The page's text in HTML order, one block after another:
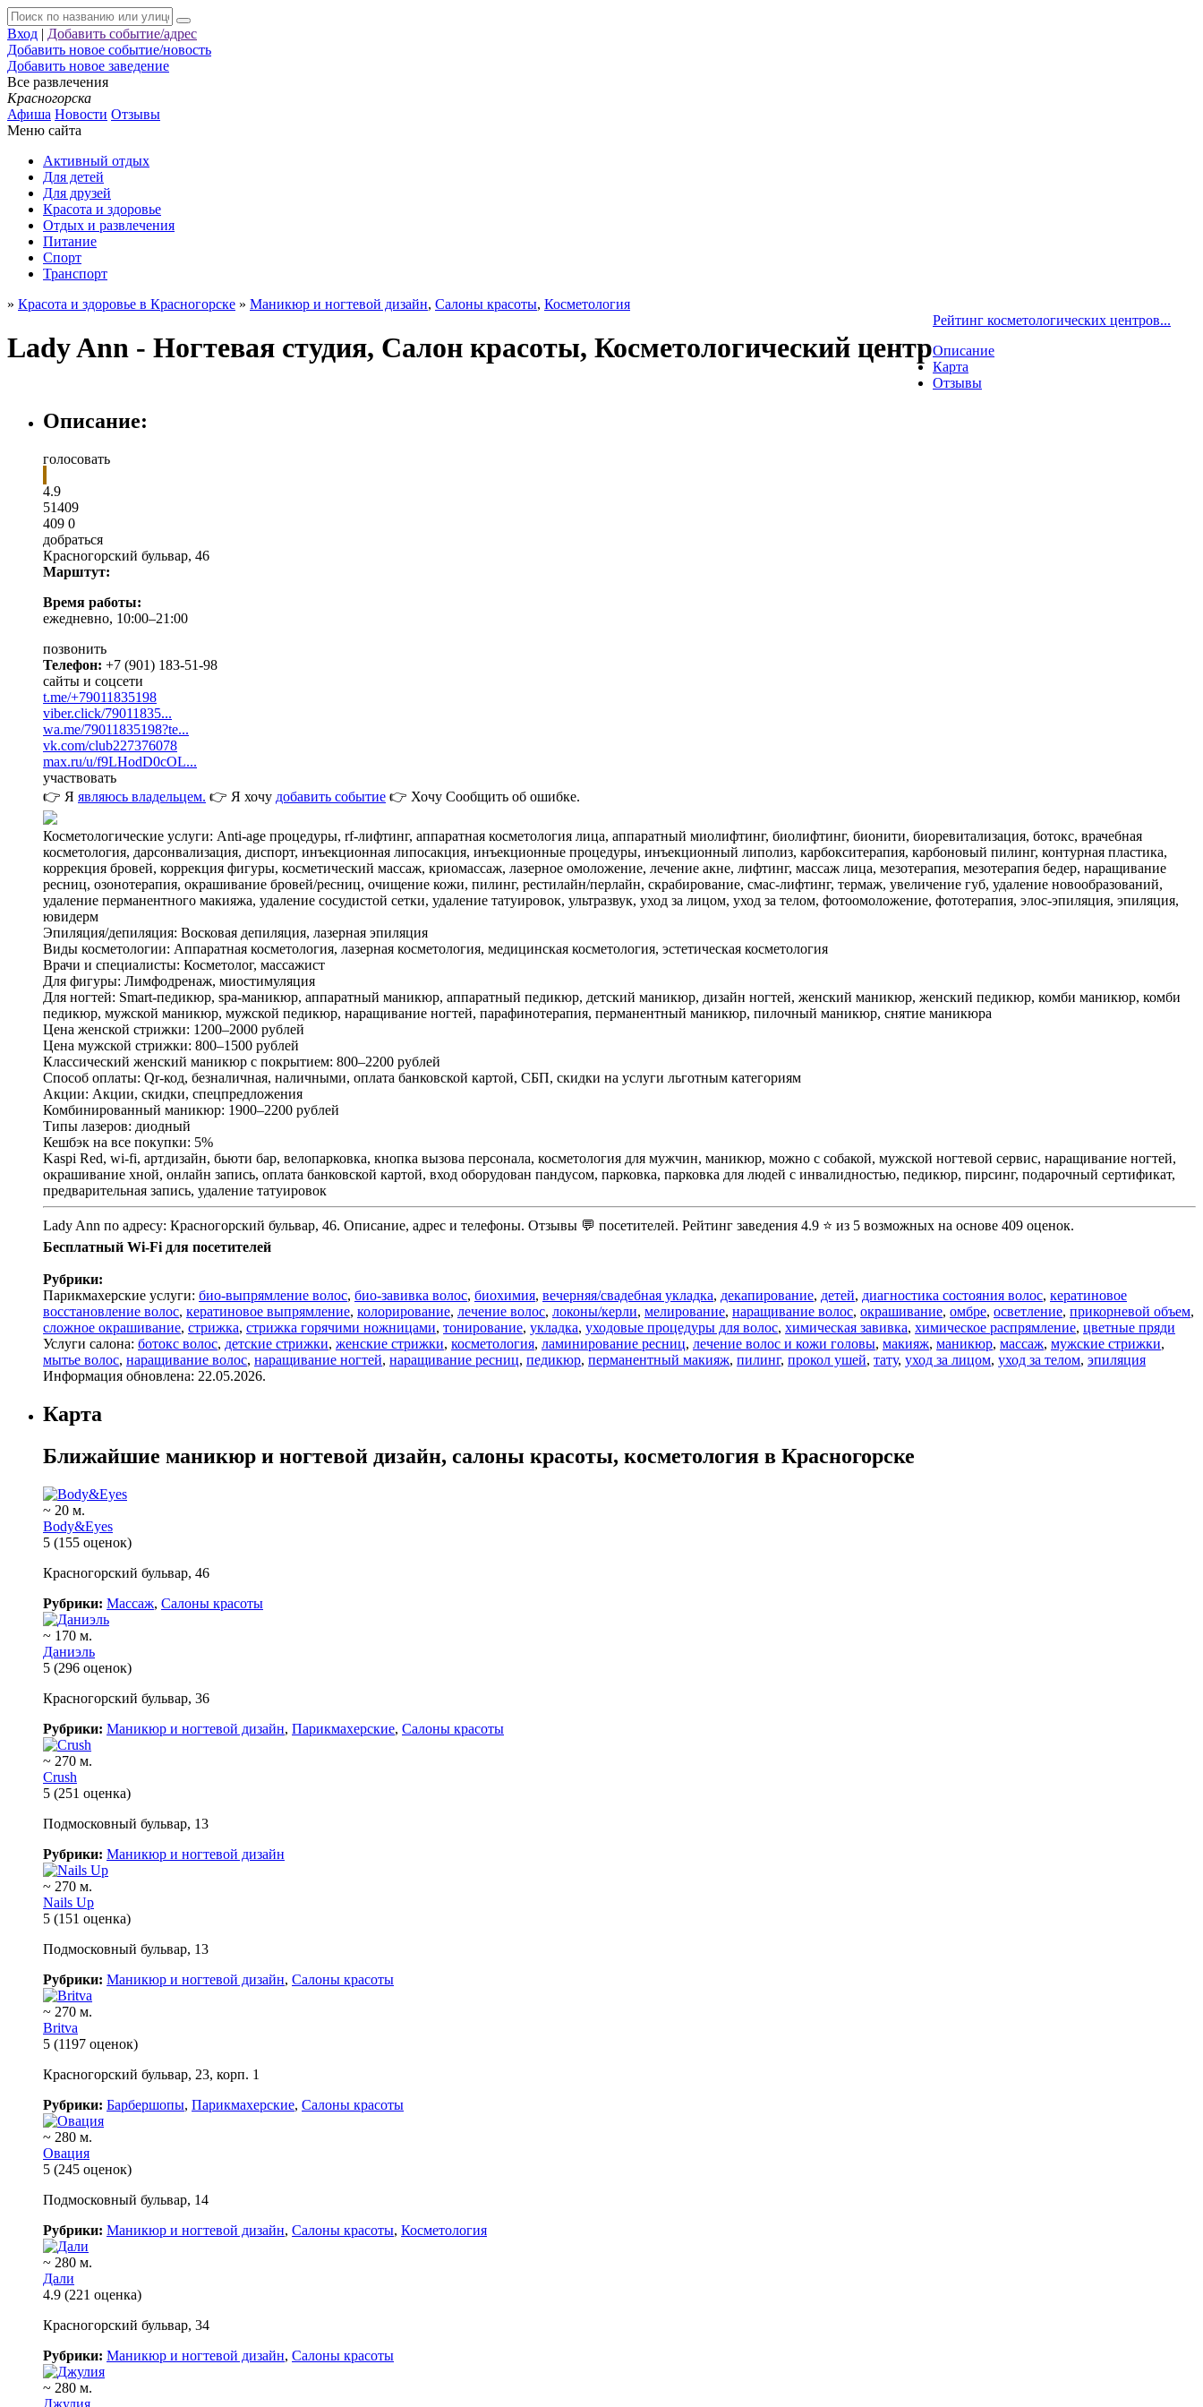
Вход | Добавить событие/адрес
Добавить новое событие/новость
Добавить новое заведение
Все развлечения
Красногорска
Афиша Новости Отзывы
Меню сайта
Активный отдых
Для детей
Для друзей
Красота и здоровье
Отдых и развлечения
Питание
Спорт
Транспорт
» Красота и здоровье в Красногорске » Маникюр и ногтевой дизайн, Салоны красоты, Косметология
Lady Ann - Ногтевая студия, Салон красоты, Косметологический центр
Рейтинг косметологических центров...
Описание
Карта
Отзывы
Описание:
голосовать
4.9
51409
409 0
добраться
Красногорский бульвар, 46
Марштут:
Время работы:
ежедневно, 10:00–21:00
позвонить
Телефон: +7 (901) 183-51-98
сайты и соцсети
t.me/+79011835198
viber.click/79011835...
wa.me/79011835198?te...
vk.com/club227376078
max.ru/u/f9LHodD0cOL...
участвовать
👉 Я являюсь владельцем. 👉 Я хочу добавить событие 👉 Хочу Сообщить об ошибке.
Косметологические услуги: Anti-age процедуры, rf-лифтинг, аппаратная косметология лица, аппаратный миолифтинг, биолифтинг, бионити, биоревитализация, ботокс, врачебная
косметология, дарсонвализация, диспорт, инъекционная липосакция, инъекционные процедуры, инъекционный липолиз, карбокситерапия, карбоновый пилинг, контурная пластика,
коррекция бровей, коррекция фигуры, косметический массаж, криомассаж, лазерное омоложение, лечение акне, лифтинг, массаж лица, мезотерапия, мезотерапия бедер, наращивание
ресниц, озонотерапия, окрашивание бровей/ресниц, очищение кожи, пилинг, рестилайн/перлайн, скрабирование, смас-лифтинг, термаж, увеличение губ, удаление новообразований,
удаление перманентного макияжа, удаление сосудистой сетки, удаление татуировок, ультразвук, уход за лицом, уход за телом, фотоомоложение, фототерапия, элос-эпиляция, эпиляция,
ювидерм
Эпиляция/депиляция: Восковая депиляция, лазерная эпиляция
Виды косметологии: Аппаратная косметология, лазерная косметология, медицинская косметология, эстетическая косметология
Врачи и специалисты: Косметолог, массажист
Для фигуры: Лимфодренаж, миостимуляция
Для ногтей: Smart-педикюр, spa-маникюр, аппаратный маникюр, аппаратный педикюр, детский маникюр, дизайн ногтей, женский маникюр, женский педикюр, комби маникюр, комби
педикюр, мужской маникюр, мужской педикюр, наращивание ногтей, парафинотерапия, перманентный маникюр, пилочный маникюр, снятие маникюра
Цена женской стрижки: 1200–2000 рублей
Цена мужской стрижки: 800–1500 рублей
Классический женский маникюр с покрытием: 800–2200 рублей
Способ оплаты: Qr-код, безналичная, наличными, оплата банковской картой, СБП, скидки на услуги льготным категориям
Акции: Акции, скидки, спецпредложения
Комбинированный маникюр: 1900–2200 рублей
Типы лазеров: диодный
Кешбэк на все покупки: 5%
Kaspi Red, wi-fi, артдизайн, бьюти бар, велопарковка, кнопка вызова персонала, косметология для мужчин, маникюр, можно с собакой, мужской ногтевой сервис, наращивание ногтей,
окрашивание хной, онлайн запись, оплата банковской картой, вход оборудован пандусом, парковка, парковка для людей с инвалидностью, педикюр, пирсинг, подарочный сертификат,
предварительная запись, удаление татуировок
Lady Ann по адресу: Красногорский бульвар, 46. Описание, адрес и телефоны. Отзывы 💬 посетителей. Рейтинг заведения 4.9 ⭐ из 5 возможных на основе 409 оценок.
Бесплатный Wi-Fi для посетителей
Рубрики:
Парикмахерские услуги: био-выпрямление волос, био-завивка волос, биохимия, вечерняя/свадебная укладка, декапирование, детей, диагностика состояния волос, кератиновое
восстановление волос, кератиновое выпрямление, колорирование, лечение волос, локоны/керли, мелирование, наращивание волос, окрашивание, омбре, осветление, прикорневой объем,
сложное окрашивание, стрижка, стрижка горячими ножницами, тонирование, укладка, уходовые процедуры для волос, химическая завивка, химическое распрямление, цветные пряди
Услуги салона: ботокс волос, детские стрижки, женские стрижки, косметология, ламинирование ресниц, лечение волос и кожи головы, макияж, маникюр, массаж, мужские стрижки,
мытье волос, наращивание волос, наращивание ногтей, наращивание ресниц, педикюр, перманентный макияж, пилинг, прокол ушей, тату, уход за лицом, уход за телом, эпиляция
Информация обновлена: 22.05.2026.
Карта
Ближайшие маникюр и ногтевой дизайн, салоны красоты, косметология в Красногорске
~ 20 м.
Body&Eyes
5 (155 оценок)
Красногорский бульвар, 46
Рубрики: Массаж, Салоны красоты
~ 170 м.
Даниэль
5 (296 оценок)
Красногорский бульвар, 36
Рубрики: Маникюр и ногтевой дизайн, Парикмахерские, Салоны красоты
~ 270 м.
Crush
5 (251 оценка)
Подмосковный бульвар, 13
Рубрики: Маникюр и ногтевой дизайн
~ 270 м.
Nails Up
5 (151 оценка)
Подмосковный бульвар, 13
Рубрики: Маникюр и ногтевой дизайн, Салоны красоты
~ 270 м.
Britva
5 (1197 оценок)
Красногорский бульвар, 23, корп. 1
Рубрики: Барбершопы, Парикмахерские, Салоны красоты
~ 280 м.
Овация
5 (245 оценок)
Подмосковный бульвар, 14
Рубрики: Маникюр и ногтевой дизайн, Салоны красоты, Косметология
~ 280 м.
Дали
4.9 (221 оценка)
Красногорский бульвар, 34
Рубрики: Маникюр и ногтевой дизайн, Салоны красоты
~ 280 м.
Джулия